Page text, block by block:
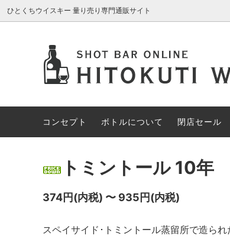
ひとくちウイスキー 量り売り専門通販サイト
その他の酒類
コンセプト ボトルについて 閉店セール
トミントール 10年
374円(内税) 〜 935円(内税)
スペイサイド･トミントール蒸留所で造られ